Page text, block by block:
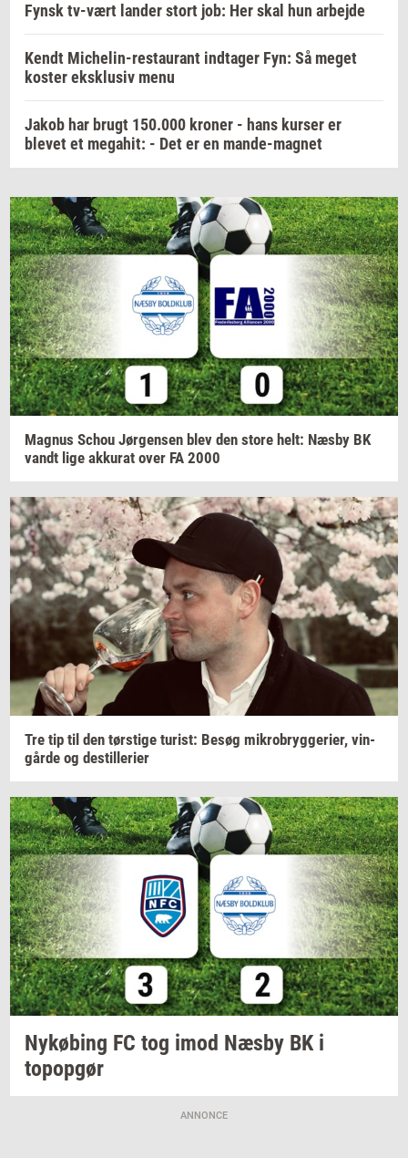
Fynsk tv-vært lander stort job: Her skal hun arbejde
Kendt Michelin-restaurant indtager Fyn: Så meget
koster eksklusiv menu
Jakob har brugt 150.000 kroner - hans kurser er
blevet et megahit: - Det er en mande-magnet
Magnus Schou Jør­gen­sen blev den store helt: Næsby BK
vandt lige ak­ku­rat over FA 2000
Tre tip til den tørsti­ge turist: Besøg mi­kro­bryg­ge­ri­er, vin­
går­de og destil­le­ri­er
Ny­kø­bing FC tog imod Næsby BK i
topop­gør
ANNONCE